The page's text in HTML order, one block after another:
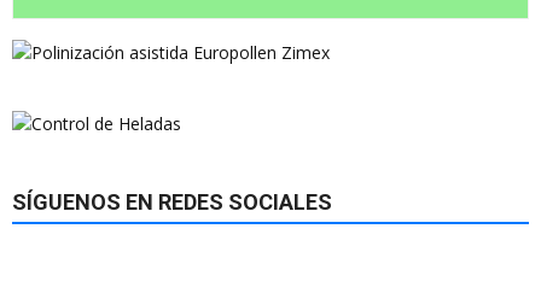
SÍGUENOS EN REDES SOCIALES